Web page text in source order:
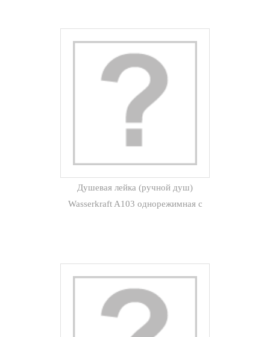
Душевая лейка (ручной душ)
Wasserkraft A103 однорежимная с